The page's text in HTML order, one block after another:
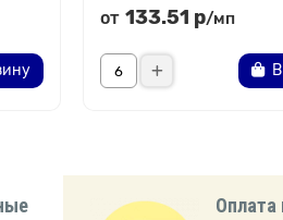
от 133.51 р/мп
Оплата